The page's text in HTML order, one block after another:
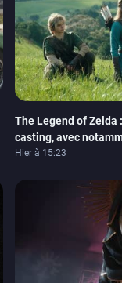
The Legend of
casting, avec
Neill
Hier à 15:23